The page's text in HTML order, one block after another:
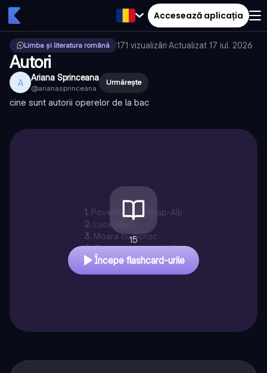
Accesează aplicația
Limba și literatura română 171 vizualizări·Actualizat 17 iul. 2026
Autori
A Ariana Sprinceana
@arianasprinceana
Urmărește
cine sunt autorii operelor de la bac
1. Povestea lui Harap-Alb
2. Luceafărul
3. Moara cu Noroc
4. O scrisoare pierdută
15
Începe flashcard-urile